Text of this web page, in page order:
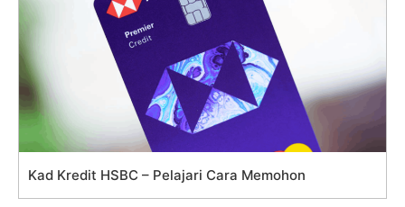
Kad Kredit HSBC – Pelajari Cara Memohon